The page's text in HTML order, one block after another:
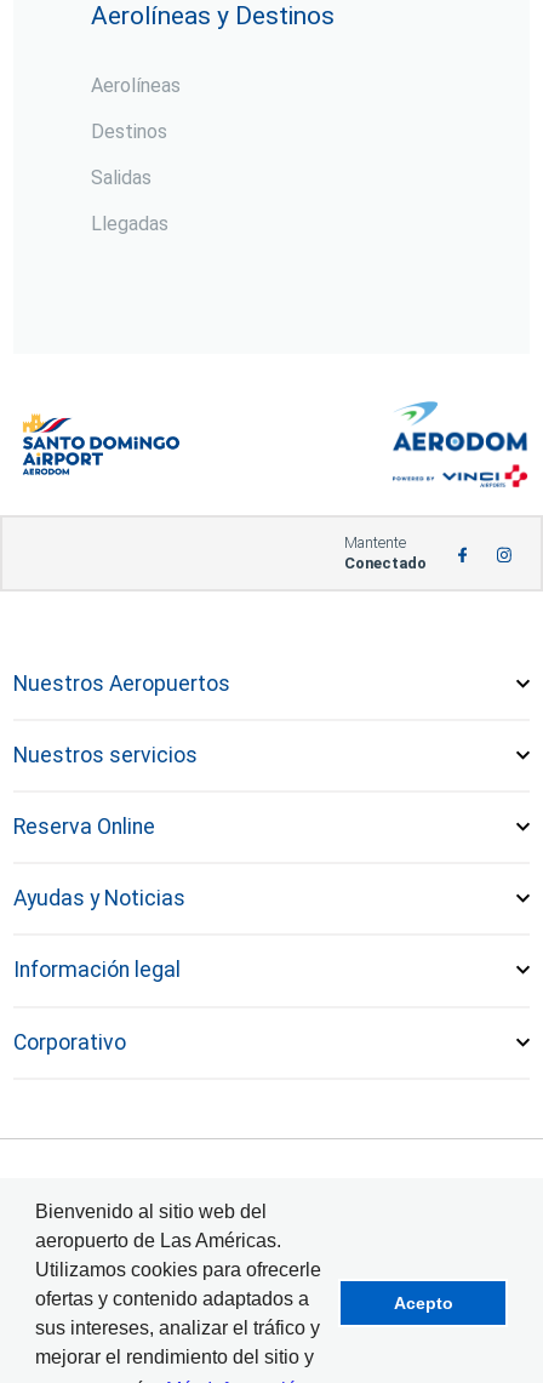
Aerolíneas y Destinos
Aerolíneas
Destinos
Salidas
Llegadas
Mantente
Conectado
Nuestros Aeropuertos
Nuestros servicios
Reserva Online
Ayudas y Noticias
Información legal
Corporativo
Bienvenido al sitio web del
aeropuerto de Las Américas.
Utilizamos cookies para ofrecerle
ofertas y contenido adaptados a
sus intereses, analizar el tráfico y
mejorar el rendimiento del sitio y
Acepto